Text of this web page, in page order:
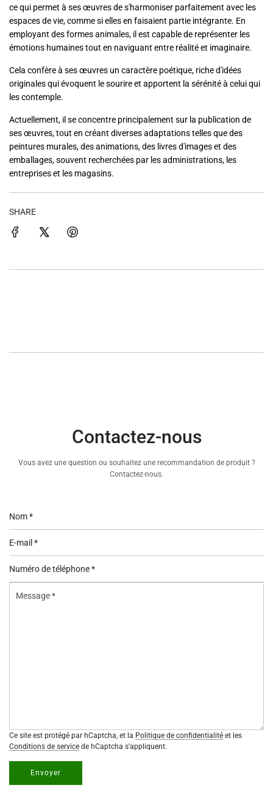
ce qui permet à ses œuvres de s'harmoniser parfaitement avec les
espaces de vie, comme si elles en faisaient partie intégrante. En
employant des formes animales, il est capable de représenter les
émotions humaines tout en naviguant entre réalité et imaginaire.
Cela confère à ses œuvres un caractère poétique, riche d'idées
originales qui évoquent le sourire et apportent la sérénité à celui qui
les contemple.
Actuellement, il se concentre principalement sur la publication de
ses œuvres, tout en créant diverses adaptations telles que des
peintures murales, des animations, des livres d'images et des
emballages, souvent recherchées par les administrations, les
entreprises et les magasins.
SHARE
Contactez-nous
Vous avez une question ou souhaitez une recommandation de produit ?
Contactez-nous.
Ce site est protégé par hCaptcha, et la Politique de confidentialité et les
Conditions de service de hCaptcha s’appliquent.
Envoyer